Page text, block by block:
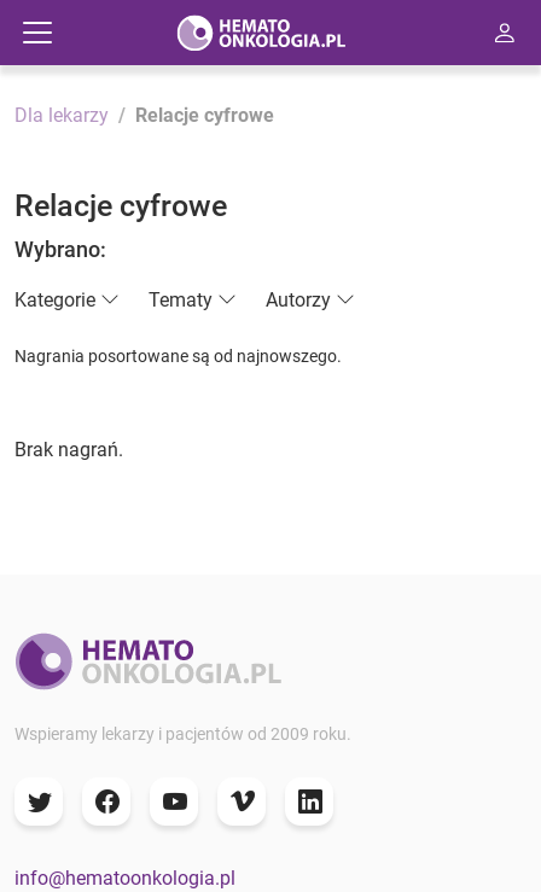
Dla lekarzy Relacje cyfrowe
Relacje cyfrowe
Wybrano:
Kategorie Tematy Autorzy
Nagrania posortowane są od najnowszego.
Brak nagrań.
Wspieramy lekarzy i pacjentów od 2009 roku.
info@hematoonkologia.pl